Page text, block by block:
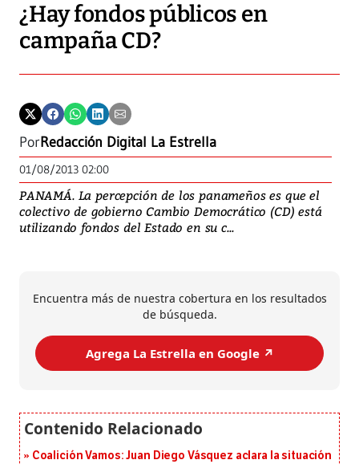
¿Hay fondos públicos en
campaña CD?
PorRedacción Digital La Estrella
01/08/2013 02:00
PANAMÁ. La percepción de los panameños es que el
colectivo de gobierno Cambio Democrático (CD) está
utilizando fondos del Estado en su c...
Encuentra más de nuestra cobertura en los resultados
de búsqueda.
Agrega La Estrella en Google ↗️
Coalición Vamos: Juan Diego Vásquez aclara la situación